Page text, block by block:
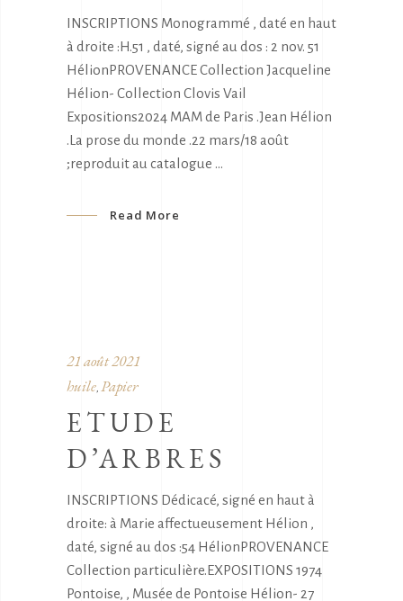
INSCRIPTIONS Monogrammé , daté en haut
à droite :H.51 , daté, signé au dos : 2 nov. 51
HélionPROVENANCE Collection Jacqueline
Hélion- Collection Clovis Vail
Expositions2024 MAM de Paris .Jean Hélion
.La prose du monde .22 mars/18 août
;reproduit au catalogue
Read More
21 août 2021
huile, Papier
ETUDE
D’ARBRES
INSCRIPTIONS Dédicacé, signé en haut à
droite: à Marie affectueusement Hélion ,
daté, signé au dos :54 HélionPROVENANCE
Collection particulière.EXPOSITIONS 1974
Pontoise, , Musée de Pontoise Hélion- 27